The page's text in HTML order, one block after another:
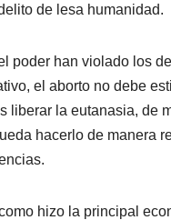
de lesa humanidad.
poder han violado los
el aborto no debe
liberar la eutanasia, de
hacerlo de manera
hizo la principal